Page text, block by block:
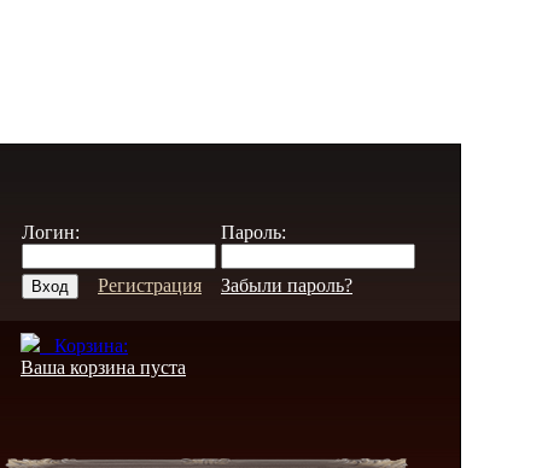
Логин: Пароль:
Регистрация Забыли пароль?
Корзина:
Ваша корзина пуста